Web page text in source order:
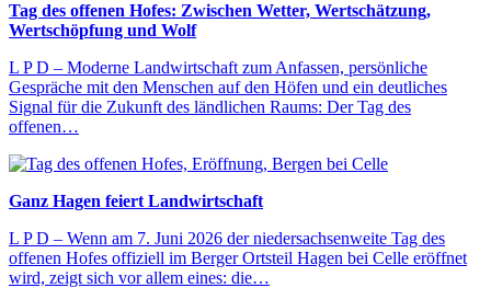
Tag des offenen Hofes: Zwischen Wetter, Wertschätzung,
Wertschöpfung und Wolf
L P D – Moderne Landwirtschaft zum Anfassen, persönliche
Gespräche mit den Menschen auf den Höfen und ein deutliches
Signal für die Zukunft des ländlichen Raums: Der Tag des
offenen…
Ganz Hagen feiert Landwirtschaft
L P D – Wenn am 7. Juni 2026 der niedersachsenweite Tag des
offenen Hofes offiziell im Berger Ortsteil Hagen bei Celle eröffnet
wird, zeigt sich vor allem eines: die…